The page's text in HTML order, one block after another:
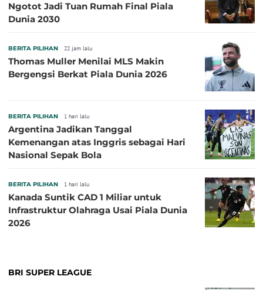
Ngotot Jadi Tuan Rumah Final Piala
Dunia 2030
BERITA PILIHAN 22 jam lalu
Thomas Muller Menilai MLS Makin
Bergengsi Berkat Piala Dunia 2026
BERITA PILIHAN 1 hari lalu
Argentina Jadikan Tanggal
Kemenangan atas Inggris sebagai Hari
Nasional Sepak Bola
BERITA PILIHAN 1 hari lalu
Kanada Suntik CAD 1 Miliar untuk
Infrastruktur Olahraga Usai Piala Dunia
2026
BRI SUPER LEAGUE